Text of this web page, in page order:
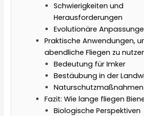
Schwierigkeiten und
Herausforderungen
Evolutionäre
Praktische Anwendungen,
abendliche Fliegen zu
Bedeutung für Imker
Bestäubung in der
Naturschutzmaßnahmen
Fazit: Wie lange fliegen
Biologische Perspektiven